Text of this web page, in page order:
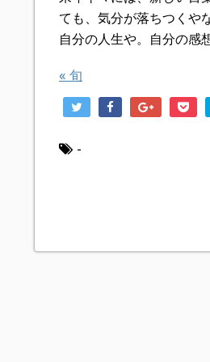
ても、気分が落ちつくや
自分の人生や。自分の感
« 旬
-